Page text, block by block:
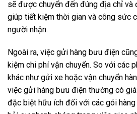
sẽ được chuyển đến đúng địa chỉ và
giúp tiết kiệm thời gian và công sức
người nhận.
Ngoài ra, việc gửi hàng bưu điện
kiệm chi phí vận chuyển. So với các
khác như gửi xe hoặc vận chuyển
việc gửi hàng bưu điện thường có
đặc biệt hữu ích đối với các gói hàng